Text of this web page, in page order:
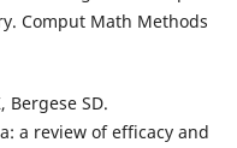
Comput Math Methods
Bergese SD.
a review of efficacy and